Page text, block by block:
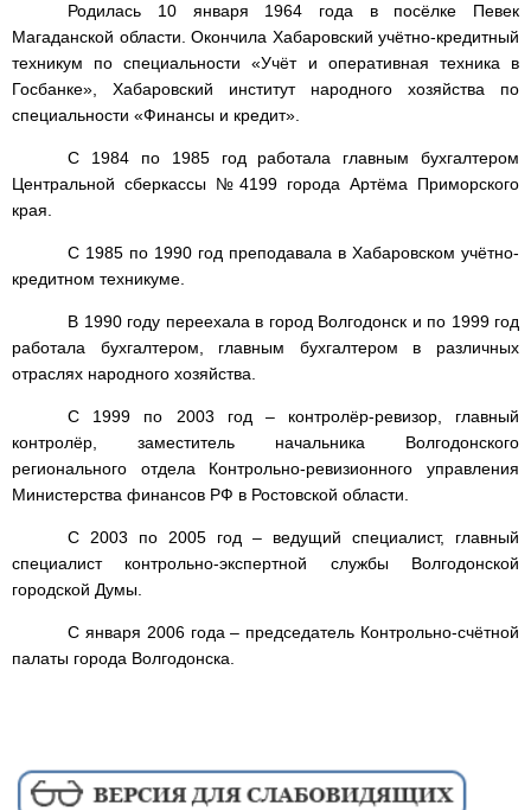
Родилась 10 января 1964 года в посёлке Певек
Магаданской области. Окончила Хабаровский учётно-кредитный
техникум по специальности «Учёт и оперативная техника в
Госбанке», Хабаровский институт народного хозяйства по
специальности «Финансы и кредит».
С 1984 по 1985 год работала главным бухгалтером
Центральной сберкассы №4199 города Артёма Приморского
края.
С 1985 по 1990 год преподавала в Хабаровском учётно-
кредитном техникуме.
В 1990 году переехала в город Волгодонск и по 1999 год
работала бухгалтером, главным бухгалтером в различных
отраслях народного хозяйства.
С 1999 по 2003 год – контролёр-ревизор, главный
контролёр, заместитель начальника Волгодонского
регионального отдела Контрольно-ревизионного управления
Министерства финансов РФ в Ростовской области.
С 2003 по 2005 год – ведущий специалист, главный
специалист контрольно-экспертной службы Волгодонской
городской Думы.
С января 2006 года – председатель Контрольно-счётной
палаты города Волгодонска.